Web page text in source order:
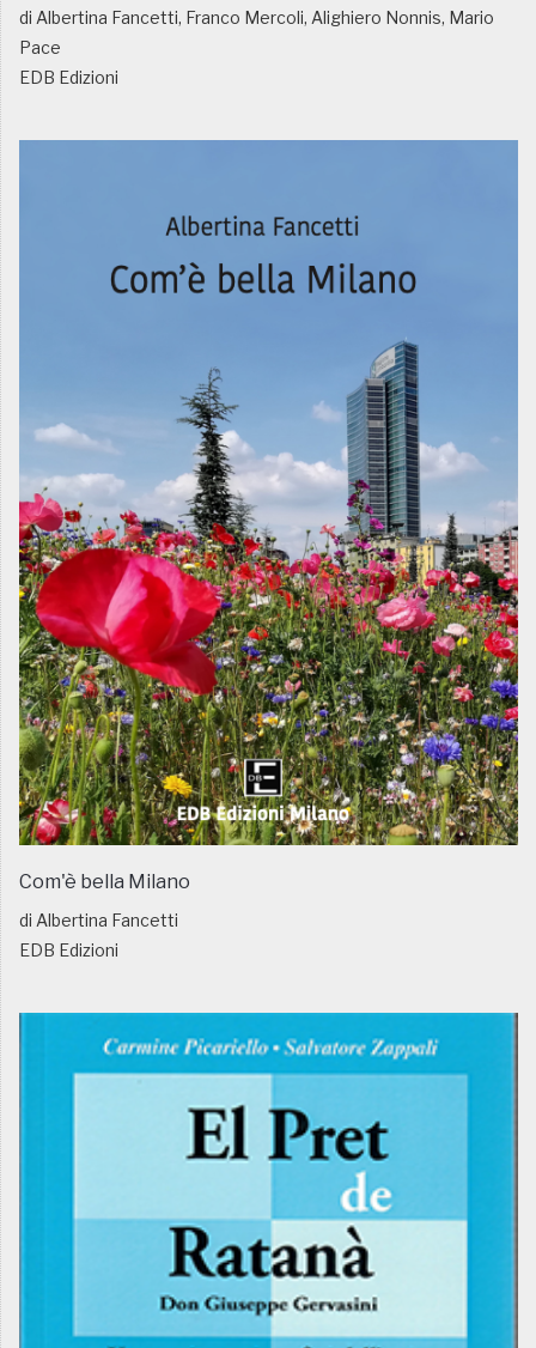
di Albertina Fancetti, Franco Mercoli, Alighiero Nonnis, Mario
Pace
EDB Edizioni
Com'è bella Milano
di Albertina Fancetti
EDB Edizioni